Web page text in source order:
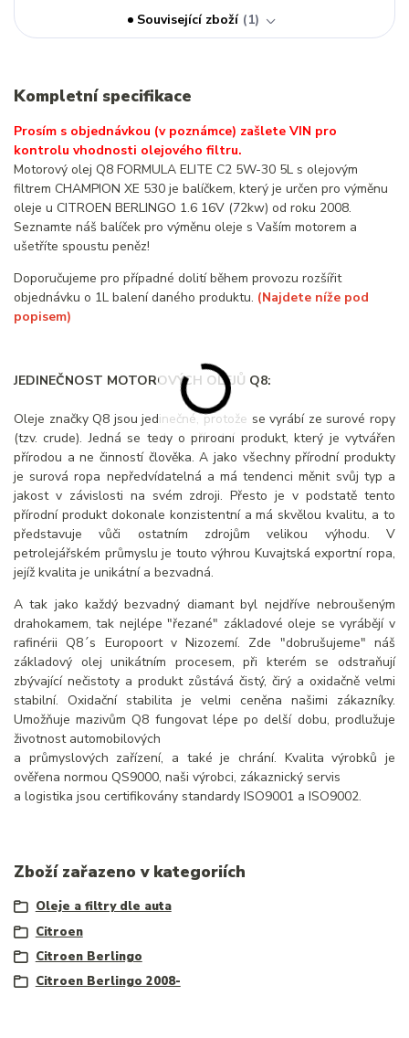
Související zboží
1
Kompletní specifikace
Prosím s objednávkou (v poznámce) zašlete VIN pro
kontrolu vhodnosti olejového filtru.
Motorový olej Q8 FORMULA ELITE C2 5W-30 5L s olejovým
filtrem CHAMPION XE 530 je balíčkem, který je určen pro výměnu
oleje u CITROEN BERLINGO 1.6 16V (72kw) od roku 2008.
Seznamte náš balíček pro výměnu oleje s Vaším motorem a
ušetříte spoustu peněz!
Doporučujeme pro případné dolití během provozu rozšířit
objednávku o 1L balení daného produktu. (Najdete níže pod
popisem)
JEDINEČNOST MOTOROVÝCH OLEJŮ Q8:
Oleje značky Q8 jsou jedinečné, protože se vyrábí ze surové ropy
(tzv. crude). Jedná se tedy o přírodní produkt, který je vytvářen
přírodou a ne činností člověka. A jako všechny přírodní produkty
je surová ropa nepředvídatelná a má tendenci měnit svůj typ a
jakost v závislosti na svém zdroji. Přesto je v podstatě tento
přírodní produkt dokonale konzistentní a má skvělou kvalitu, a to
představuje vůči ostatním zdrojům velikou výhodu. V
petrolejářském průmyslu je touto výhrou Kuvajtská exportní ropa,
jejíž kvalita je unikátní a bezvadná.
A tak jako každý bezvadný diamant byl nejdříve nebroušeným
drahokamem, tak nejlépe "řezané" základové oleje se vyrábějí v
rafinérii Q8´s Europoort v Nizozemí. Zde "dobrušujeme" náš
základový olej unikátním procesem, při kterém se odstraňují
zbývající nečistoty a produkt zůstává čistý, čirý a oxidačně velmi
stabilní. Oxidační stabilita je velmi ceněna našimi zákazníky.
Umožňuje mazivům Q8 fungovat lépe po delší dobu, prodlužuje
životnost automobilových
a průmyslových zařízení, a také je chrání. Kvalita výrobků je
ověřena normou QS9000, naši výrobci, zákaznický servis
a logistika jsou certifikovány standardy ISO9001 a ISO9002.
Zboží zařazeno v kategoriích
Oleje a filtry dle auta
Citroen
Citroen Berlingo
Citroen Berlingo 2008-